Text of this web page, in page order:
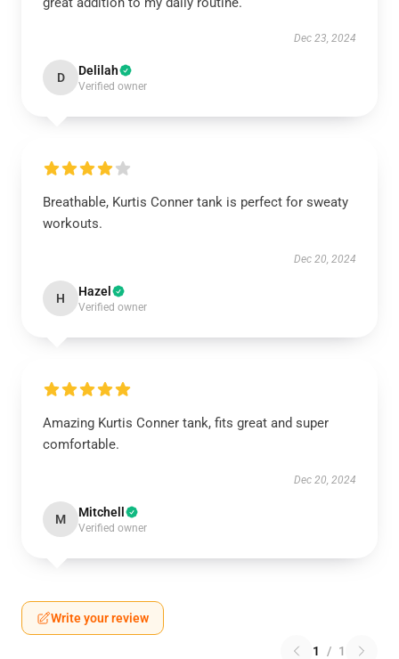
Dec 23, 2024
D Delilah
Verified owner
Breathable, Kurtis Conner tank is perfect for sweaty
workouts.
Dec 20, 2024
H Hazel
Verified owner
Amazing Kurtis Conner tank, fits great and super
comfortable.
Dec 20, 2024
M Mitchell
Verified owner
Write your review
1 / 1